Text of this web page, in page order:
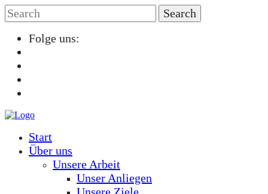
Folge uns:
Start
Über uns
Unsere Arbeit
Unser Anliegen